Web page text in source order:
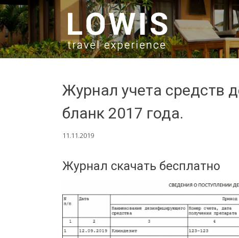
SKIP TO CONTENT
Журнал учета средств
бланк 2017 года.
11.11.2019
Журнал скачать бесплатно